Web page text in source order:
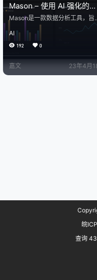
Mason – 使用 AI 强化的
SQL 为软件团队提供支持
Mason是一款数据分析工具，旨
为团队提供查询、可视化和共享
据的最快方式。 Mason可以帮助
节奏的团队简化数据分析过程，优
可视化和共享数据，但今天的数
工具却未能支持这种工作方式。
有的数据工具并不完善，结果往
AI
192 0
嘉文 23年4月
皖
查询